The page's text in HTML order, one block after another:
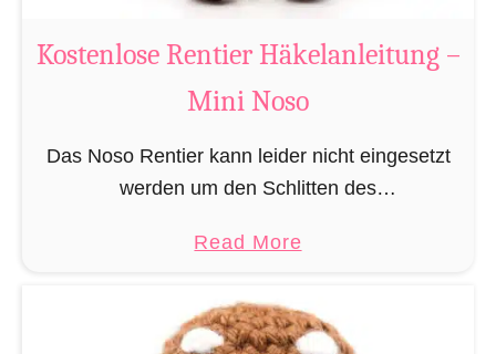
W
i
h
a
c
m
Kostenlose Rentier Häkelanleitung –
Mini Noso
Das Noso Rentier kann leider nicht eingesetzt
werden um den Schlitten des
sein Cousin Rudolf eine leuchtende Nase und
Read Morea
o
u